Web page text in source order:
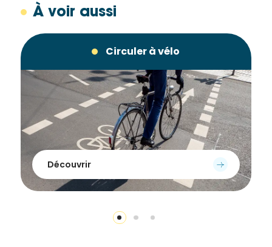
À voir aussi
Stationner à vélo
Découvrir